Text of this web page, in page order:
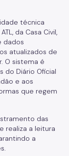
técnica
da Casa Civil,
dados
atualizados de
O sistema é
do Diário Oficial
e aos
que regem
das
realiza a leitura
a